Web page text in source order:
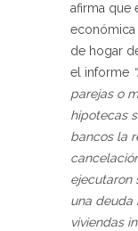
afirma que
económica
de hogar
el informe
parejas o
hipotecas
bancos la
ejecutaron
una deuda
viviendas